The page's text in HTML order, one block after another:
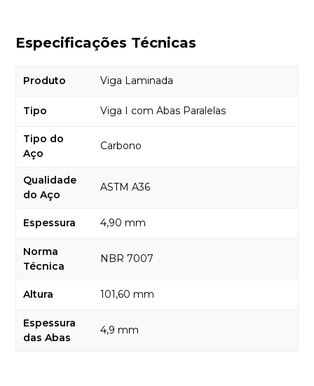
Especificações Técnicas
Produto Viga Laminada
Tipo Viga I com Abas Paralelas
Tipo do
Aço
Carbono
Qualidade
do Aço
ASTM A36
Espessura 4,90 mm
Norma
Técnica
NBR 7007
Altura 101,60 mm
Espessura
das Abas
4,9 mm